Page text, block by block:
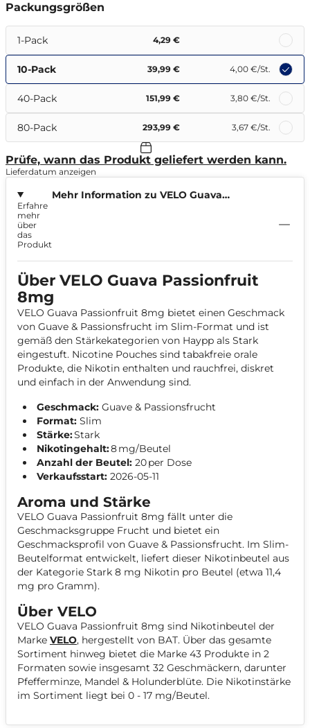
Packungsgrößen
1-Pack 4,29 €
10-Pack 39,99 € 4,00 €/St.
40-Pack 151,99 € 3,80 €/St.
80-Pack 293,99 € 3,67 €/St.
Prüfe, wann das Produkt geliefert werden kann.
Lieferdatum anzeigen
Mehr Information zu VELO Guava
Erfahre
mehr
über
das
Produkt
Über VELO Guava Passionfruit
8mg
VELO Guava Passionfruit 8mg bietet einen Geschmack
von Guave & Passionsfrucht im Slim-Format und ist
gemäß den Stärkekategorien von Haypp als Stark
eingestuft. Nicotine Pouches sind tabakfreie orale
Produkte, die Nikotin enthalten und rauchfrei, diskret
und einfach in der Anwendung sind.
Geschmack: Guave & Passionsfrucht
Format: Slim
Stärke:Stark
Nikotingehalt:8 mg/Beutel
Anzahl der Beutel: 20 per Dose
Verkaufsstart: 2026-05-11
Aroma und Stärke
VELO Guava Passionfruit 8mg fällt unter die
Geschmacksgruppe Frucht und bietet ein
Geschmacksprofil von Guave & Passionsfrucht. Im Slim-
Beutelformat entwickelt, liefert dieser Nikotinbeutel aus
der Kategorie Stark 8 mg Nikotin pro Beutel (etwa 11,4
mg pro Gramm).
Über VELO
VELO Guava Passionfruit 8mg sind Nikotinbeutel der
Marke VELO, hergestellt von BAT. Über das gesamte
Sortiment hinweg bietet die Marke 43 Produkte in 2
Formaten sowie insgesamt 32 Geschmäckern, darunter
Pfefferminze, Mandel & Holunderblüte. Die Nikotinstärke
im Sortiment liegt bei 0 - 17 mg/Beutel.